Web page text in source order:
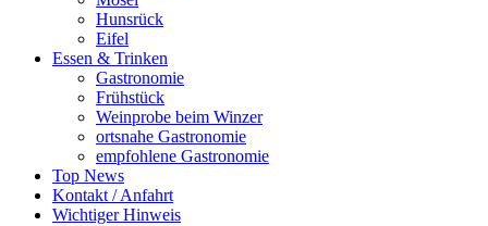
Hunsrück
Eifel
Essen & Trinken
Gastronomie
Frühstück
Weinprobe beim Winzer
ortsnahe Gastronomie
empfohlene Gastronomie
Top News
Kontakt / Anfahrt
Wichtiger Hinweis